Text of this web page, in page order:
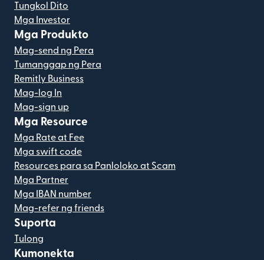
Tungkol Dito
Mga Investor
Mga Produkto
Mag-send ng Pera
Tumanggap ng Pera
Remitly Business
Mag-log In
Mag-sign up
Mga Resource
Mga Rate at Fee
Mga swift code
Resources para sa Panloloko at Scam
Mga Partner
Mga IBAN number
Mag-refer ng friends
Suporta
Tulong
Kumonekta